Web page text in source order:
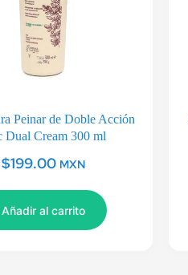
Peinar de Doble Acción
Dual Cream 300 ml
$199.00 MXN
Añadir al carrito